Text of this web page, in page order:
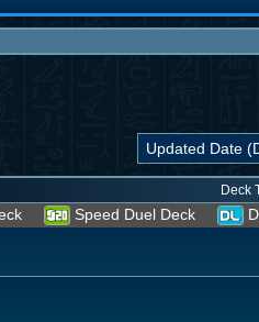
Deck
Speed Duel Deck